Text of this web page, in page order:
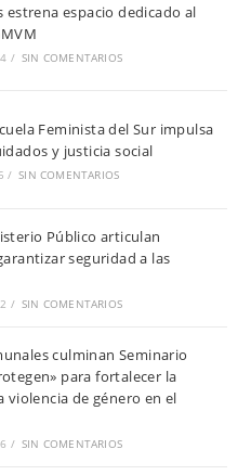
estrena espacio dedicado al
/ SIN COMENTARIOS
Feminista del Sur impulsa
y justicia social
/ SIN COMENTARIOS
Público articulan
seguridad a las
/ SIN COMENTARIOS
culminan Seminario
para fortalecer la
violencia de género en el
/ SIN COMENTARIOS